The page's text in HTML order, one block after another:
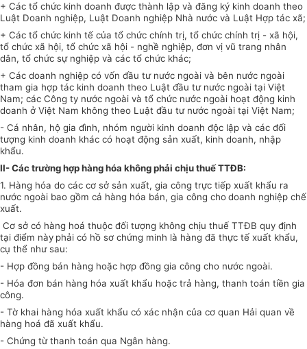
+ Các tổ chức kinh doanh được thành lập và đăng ký kinh doanh theo
Luật Doanh nghiệp, Luật Doanh nghiệp Nhà nước và Luật Hợp tác xã;
+ Các tổ chức kinh tế của tổ chức chính trị, tổ chức chính trị - xã hội,
tổ chức xã hội, tổ chức xã hội - nghề nghiệp, đơn vị vũ trang nhân
dân, tổ chức sự nghiệp và các tổ chức khác;
+ Các doanh nghiệp có vốn đầu tư nước ngoài và bên nước ngoài
tham gia hợp tác kinh doanh theo Luật đầu tư nước ngoài tại Việt
Nam; các Công ty nước ngoài và tổ chức nước ngoài hoạt động kinh
doanh ở Việt Nam không theo Luật đầu tư nước ngoài tại Việt Nam;
- Cá nhân, hộ gia đình, nhóm người kinh doanh độc lập và các đối
tượng kinh doanh khác có hoạt động sản xuất, kinh doanh, nhập
khẩu.
II- Các trường hợp hàng hóa không phải chịu thuế TTĐB:
1. Hàng hóa do các cơ sở sản xuất, gia công trực tiếp xuất khẩu ra
nước ngoài bao gồm cả hàng hóa bán, gia công chodoanh nghiệp chế
xuất.
Cơ sở có hàng hoá thuộc đối tượng không chịu thuế TTĐB quy định
tại điểm này phải có hồ sơ chứng minh là hàng đã thực tế xuất khẩu,
cụ thể như sau:
- Hợp đồng bán hàng hoặc hợp đồng gia công cho nước ngoài.
- Hóa đơn bán hàng hóa xuất khẩu hoặc trả hàng, thanh toán tiền gia
công.
- Tờ khai hàng hóa xuất khẩu có xác nhận của cơ quan Hải quan về
hàng hoá đã xuất khẩu.
- Chứng từ thanh toán qua Ngân hàng.